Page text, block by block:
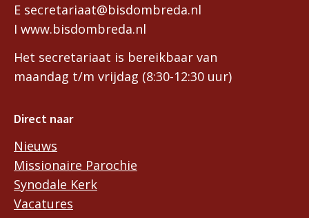
E secretariaat@bisdombreda.nl
I www.bisdombreda.nl
Het secretariaat is bereikbaar van
maandag t/m vrijdag (8:30-12:30 uur)
Direct naar
Nieuws
Missionaire Parochie
Synodale Kerk
Vacatures